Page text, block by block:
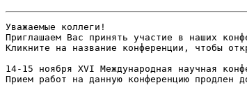
Уважаемые коллеги!
Приглашаем Вас принять участие в наших
Кликните на название конференции, чтобы
14-15 ноября XVI Международная научная
Прием работ на данную конференцию продлен